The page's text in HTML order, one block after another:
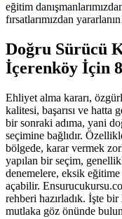
eğitim
fırsatlarımızdan
Doğru Sürücü
İçerenköy İçin
Ehliyet alma kararı,
kalitesi, başarısı ve hatta
bir sonraki adıma, yani
seçimine bağlıdır.
bölgede, karar vermek
yapılan bir seçim,
denemelere, eksik
açabilir.
rehberi hazırladık. İşte bir
mutlaka göz önünde